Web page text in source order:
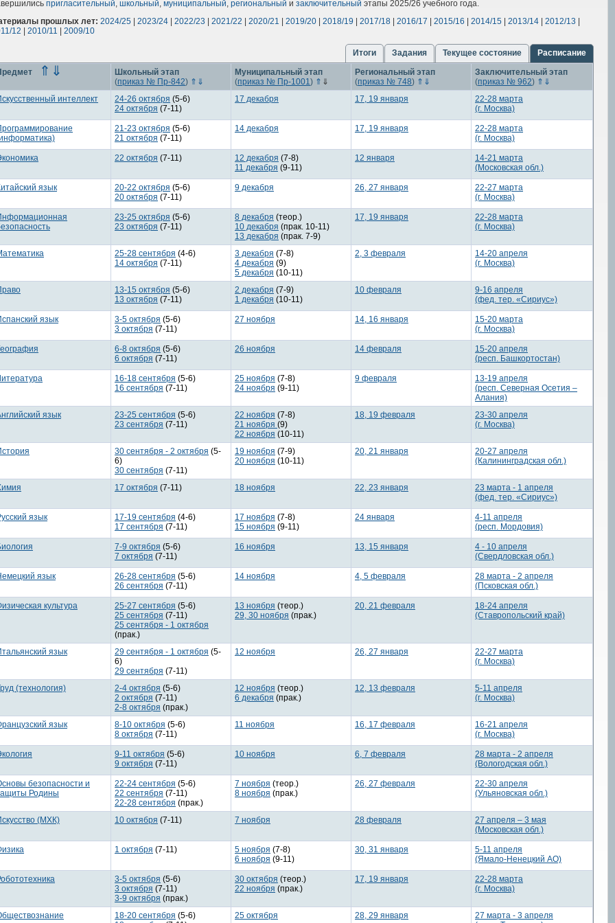
пригласительный, школьный, муниципальный, региональный и заключительный этапы 2025/26 учебного года.
прошлых лет: 2024/25 2023/24 2022/23 2021/22 2020/21 2019/20 2018/19 2017/18 2016/17 2015/16 2014/15 2013/14 2012/13
12
2010/11 2009/10
Расписание
Текущее состояние
Задания
Итоги
⇑ ⇓
Школьный этап
(приказ № Пр-842) ⇑ ⇓
Муниципальный этап
(приказ № Пр-1001) ⇑ ⇓
Региональный этап
(приказ № 748) ⇑ ⇓
Заключительный этап
(приказ № 962) ⇑ ⇓
интеллект
24-26 октября (5-6)
24 октября (7-11)
17 декабря 17, 19 января
22-28 марта
(г. Москва)
21-23 октября (5-6)
21 октября (7-11)
14 декабря 17, 19 января
22-28 марта
(г. Москва)
22 октября (7-11) 12 декабря (7-8)
11 декабря (9-11)
12 января
14-21 марта
(Московская обл.)
язык 20-22 октября (5-6)
20 октября (7-11)
9 декабря 26, 27 января
22-27 марта
(г. Москва)
23-25 октября (5-6)
23 октября (7-11)
8 декабря (теор.)
10 декабря (прак. 10-11)
13 декабря (прак. 7-9)
17, 19 января
22-28 марта
(г. Москва)
25-28 сентября (4-6)
14 октября (7-11)
3 декабря (7-8)
4 декабря (9)
5 декабря (10-11)
2, 3 февраля
14-20 апреля
(г. Москва)
13-15 октября (5-6)
13 октября (7-11)
2 декабря (7-9)
1 декабря (10-11)
10 февраля
9-16 апреля
(фед. тер. «Сириус»)
язык 3-5 октября (5-6)
3 октября (7-11)
27 ноября 14, 16 января
15-20 марта
(г. Москва)
6-8 октября (5-6)
6 октября (7-11)
26 ноября 14 февраля
15-20 апреля
(респ. Башкортостан)
16-18 сентября (5-6)
16 сентября (7-11)
25 ноября (7-8)
24 ноября (9-11)
9 февраля
13-19 апреля
(респ. Северная Осетия –
Алания)
язык
23-25 сентября (5-6)
23 сентября (7-11)
22 ноября (7-8)
21 ноября (9)
22 ноября (10-11)
18, 19 февраля
23-30 апреля
(г. Москва)
30 сентября - 2 октября (5-
6)
30 сентября (7-11)
19 ноября (7-9)
20 ноября (10-11)
20, 21 января
20-27 апреля
(Калининградская обл.)
17 октября (7-11) 18 ноября 22, 23 января
23 марта - 1 апреля
(фед. тер. «Сириус»)
язык 17-19 сентября (4-6)
17 сентября (7-11)
17 ноября (7-8)
15 ноября (9-11)
24 января
4-11 апреля
(респ. Мордовия)
7-9 октября (5-6)
7 октября (7-11)
16 ноября 13, 15 января
4 - 10 апреля
(Свердловская обл.)
язык 26-28 сентября (5-6)
26 сентября (7-11)
14 ноября 4, 5 февраля
28 марта - 2 апреля
(Псковская обл.)
культура 25-27 сентября (5-6)
25 сентября (7-11)
25 сентября - 1 октября
(прак.)
13 ноября (теор.)
29, 30 ноября (прак.)
20, 21 февраля
18-24 апреля
(Ставропольский край)
язык 29 сентября - 1 октября (5-
6)
29 сентября (7-11)
12 ноября 26, 27 января
22-27 марта
(г. Москва)
(технология) 2-4 октября (5-6)
2 октября (7-11)
2-8 октября (прак.)
12 ноября (теор.)
6 декабря (прак.)
12, 13 февраля
5-11 апреля
(г. Москва)
язык 8-10 октября (5-6)
8 октября (7-11)
11 ноября 16, 17 февраля
16-21 апреля
(г. Москва)
9-11 октября (5-6)
9 октября (7-11)
10 ноября 6, 7 февраля
28 марта - 2 апреля
(Вологодская обл.)
безопасности и
Родины
22-24 сентября (5-6)
22 сентября (7-11)
22-28 сентября (прак.)
7 ноября (теор.)
8 ноября (прак.)
26, 27 февраля
22-30 апреля
(Ульяновская обл.)
(МХК) 10 октября (7-11) 7 ноября 28 февраля
27 апреля – 3 мая
(Московская обл.)
1 октября (7-11) 5 ноября (7-8)
6 ноября (9-11)
30, 31 января
5-11 апреля
(Ямало-Ненецкий АО)
3-5 октября (5-6)
3 октября (7-11)
3-9 октября (прак.)
30 октября (теор.)
22 ноября (прак.)
17, 19 января
22-28 марта
(г. Москва)
18-20 сентября (5-6)
25 октября 28, 29 января
27 марта - 3 апреля